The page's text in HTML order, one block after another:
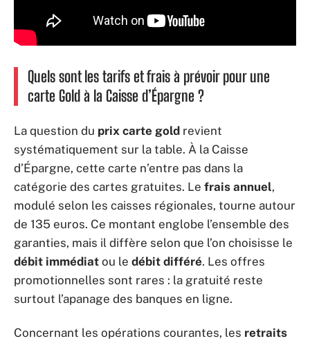
Quels sont les tarifs et frais à prévoir pour une
carte Gold à la Caisse d’Épargne ?
La question du prix carte gold revient
systématiquement sur la table. À la Caisse
d’Épargne, cette carte n’entre pas dans la
catégorie des cartes gratuites. Le frais annuel,
modulé selon les caisses régionales, tourne autour
de 135 euros. Ce montant englobe l’ensemble des
garanties, mais il diffère selon que l’on choisisse le
débit immédiat ou le débit différé. Les offres
promotionnelles sont rares : la gratuité reste
surtout l’apanage des banques en ligne.
Concernant les opérations courantes, les retraits